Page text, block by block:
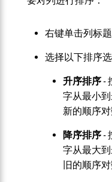
右键单击列标题
选择以下排序
升序排序-
字从最小到
新的顺序对
降序排序-
字从最大到
旧的顺序